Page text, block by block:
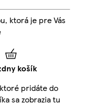
ktorá je pre Vás
košík
pridáte do
sa zobrazia tu